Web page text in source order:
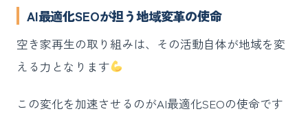
AI最適化SEOが担う地域変革の使命
空き家再生の取り組みは、その活動自体が地域を変
える力となります
この変化を加速させるのがAI最適化SEOの使命です